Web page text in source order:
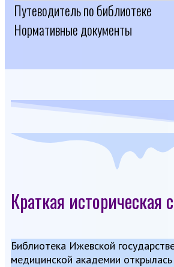
Путеводитель по библиотеке
Нормативные документы
Краткая историческая
Библиотека Ижевской
медицинской академии